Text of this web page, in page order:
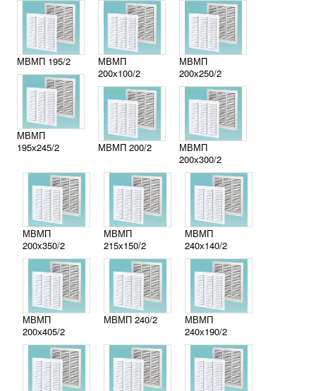
МВМП 195/2
МВМП
195х245/2
МВМП
200х100/2
МВМП 200/2
МВМП
200х250/2
МВМП
200х300/2
МВМП
200х350/2
МВМП
200х405/2
МВМП
215х150/2
МВМП 240/2
МВМП
240х140/2
МВМП
240х190/2